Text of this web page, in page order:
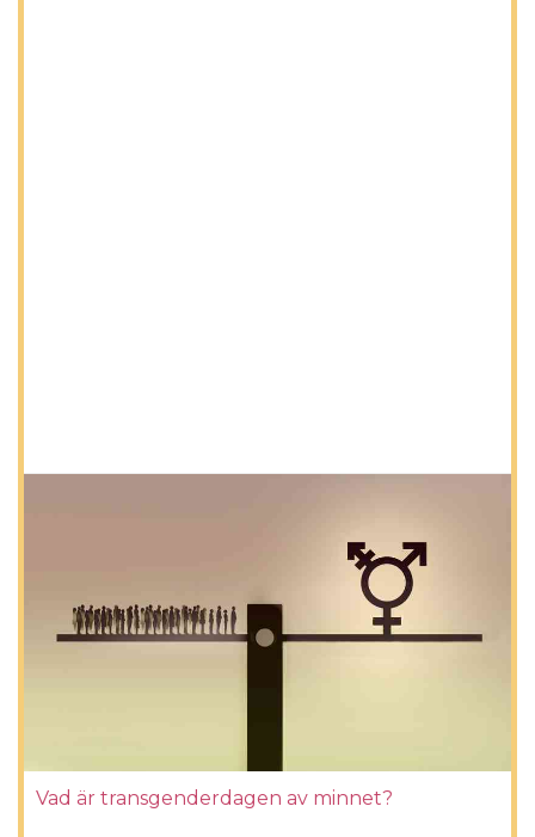
Vad är transgenderdagen av minnet?